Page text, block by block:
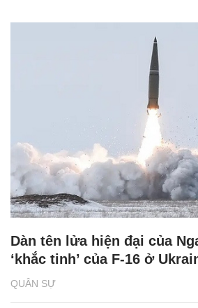
QUÂN SỰ
Dàn tên lửa hiện đại của
‘khắc tinh’ của F-16 ở